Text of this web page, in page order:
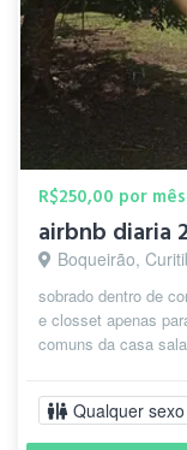
R$250,00 por mês
airbnb diaria
Boqueirão,
sobrado dentro de
e closset apenas
comuns da casa
Qualquer sexo